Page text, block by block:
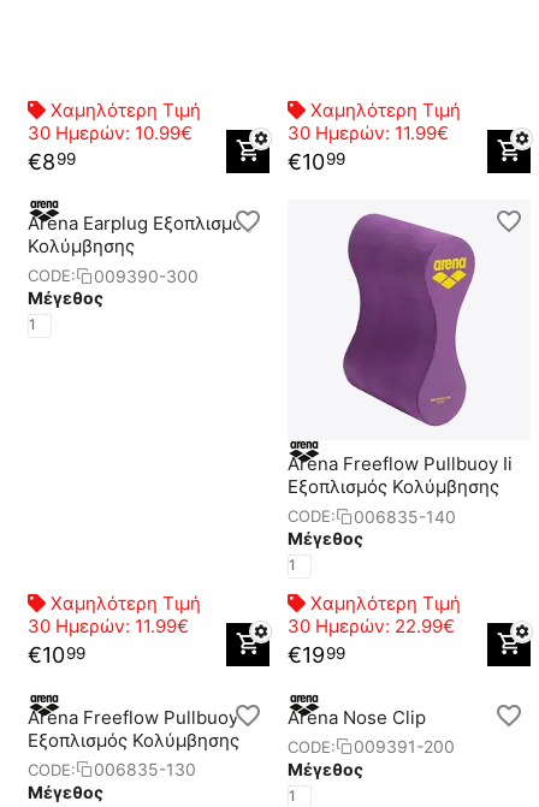
Χαμηλότερη Τιμή
30 Ημερών: 10.99€
€899
Χαμηλότερη Τιμή
30 Ημερών: 11.99€
€1099
Arena Earplug Eξοπλισμός
Κολύμβησης
CODE:
009390-300
Μέγεθος
1
Χαμηλότερη Τιμή
30 Ημερών: 11.99€
€1099
Arena Freeflow Pullbuoy Ii
Eξοπλισμός Κολύμβησης
CODE:
006835-140
Μέγεθος
1
Χαμηλότερη Τιμή
30 Ημερών: 22.99€
€1999
Arena Freeflow Pullbuoy Ii
Eξοπλισμός Κολύμβησης
CODE:
006835-130
Μέγεθος
Arena Nose Clip
CODE:
009391-200
Μέγεθος
1